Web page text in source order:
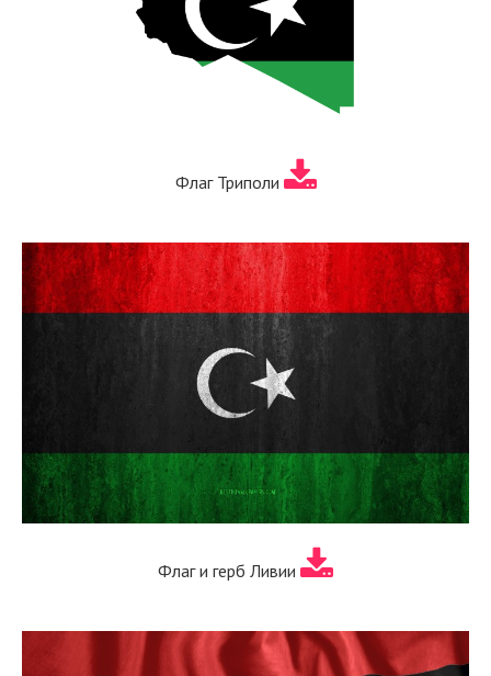
Флаг Триполи
Флаг и герб Ливии